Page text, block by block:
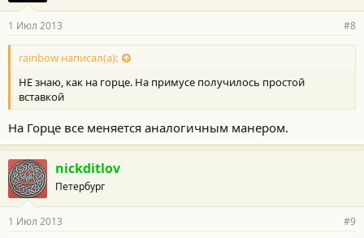
1 Июл 2013 #8
rainbow написал(а):
НЕ знаю, как на горце. На примусе получилось простой
вставкой
На Горце все меняется аналогичным манером.
nickditlov
Петербург
1 Июл 2013 #9